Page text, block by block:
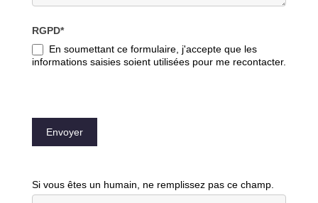
RGPD*
En soumettant ce formulaire, j'accepte que les
informations saisies soient utilisées pour me recontacter.
Envoyer
Si vous êtes un humain, ne remplissez pas ce champ.